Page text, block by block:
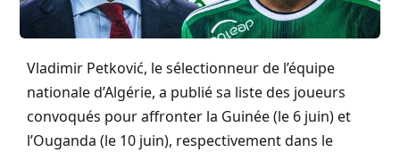
Vladimir Petković, le sélectionneur de l’équipe
nationale d’Algérie, a publié sa liste des joueurs
convoqués pour affronter la Guinée (le 6 juin) et
l’Ouganda (le 10 juin), respectivement dans le